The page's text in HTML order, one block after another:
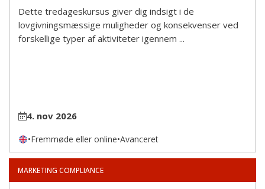
Dette tredageskursus giver dig indsigt i de
lovgivningsmæssige muligheder og konsekvenser ved
forskellige typer af aktiviteter igennem ...
4. nov 2026
•Fremmøde eller online•Avanceret
MARKETING COMPLIANCE